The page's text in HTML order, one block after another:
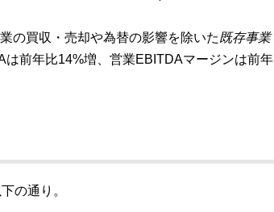
の買収・売却や為替の影響を除いた既存事業
前年比14%増、営業EBITDAマージンは前年
の通り。